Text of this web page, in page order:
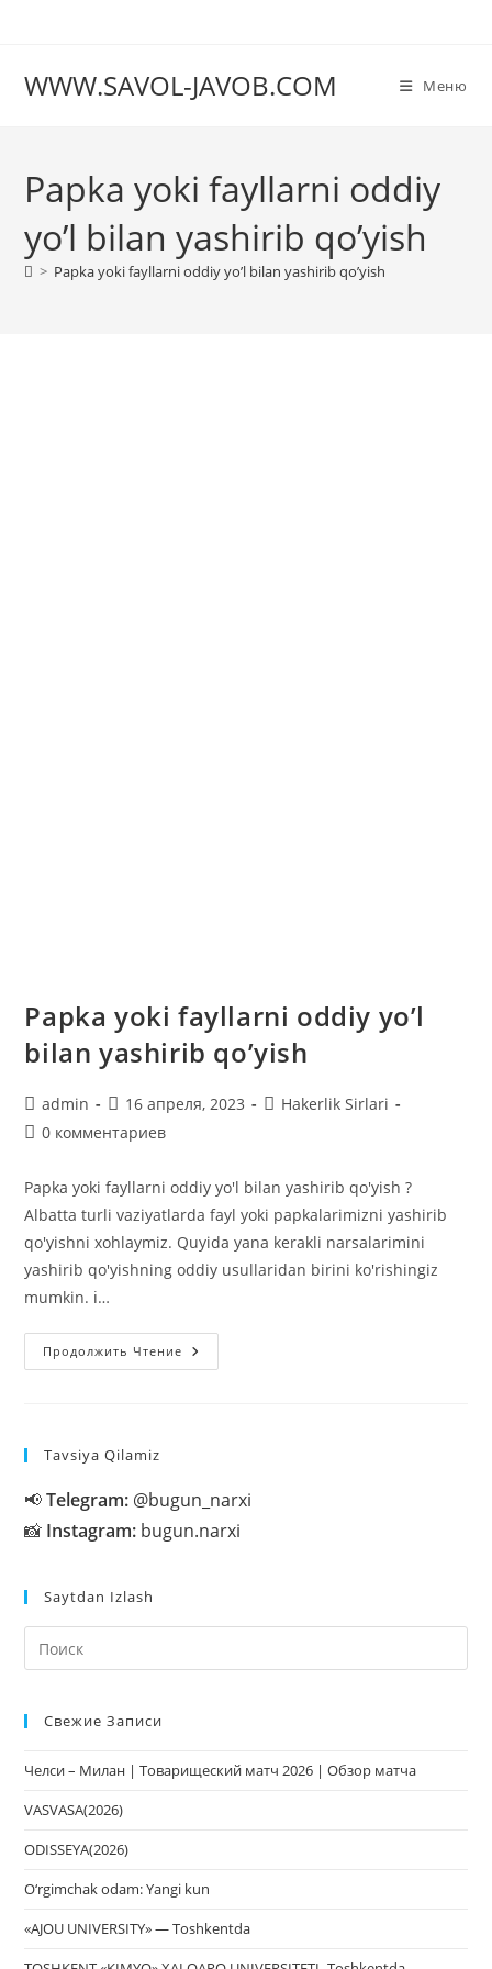
WWW.SAVOL-JAVOB.COM Меню
Papka yoki fayllarni oddiy
yo’l bilan yashirib qo’yish
> Papka yoki fayllarni oddiy yo’l bilan yashirib qo’yish
Papka yoki fayllarni oddiy yo’l
bilan yashirib qo’yish
Автор
записи:
admin
Запись
опубликована:
16 апреля, 2023
Рубрика
Hakerlik Sirlari
Комментарии
записи:
0 комментариев
Papka yoki fayllarni oddiy yo'l bilan yashirib qo'yish ?
Albatta turli vaziyatlarda fayl yoki papkalarimizni yashirib
qo'yishni xohlaymiz. Quyida yana kerakli narsalarimini
yashirib qo'yishning oddiy usullaridan birini ko'rishingiz
mumkin. ℹ️…
Продолжить Чтение Papka
Yoki
Tavsiya Qilamiz
📢Telegram: @bugun_narxi
📸 Instagram: bugun.narxi
Saytdan Izlash
Свежие Записи
Челси – Милан | Товарищеский матч 2026 | Обзор матча
VASVASA(2026)
ODISSEYA(2026)
O‘rgimchak odam: Yangi kun
«AJOU UNIVERSITY» — Toshkentda